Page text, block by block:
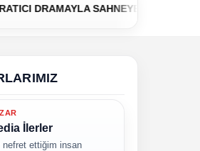
SAHNEYE İLK ADIM
İlerler
nefret ettiğim insan